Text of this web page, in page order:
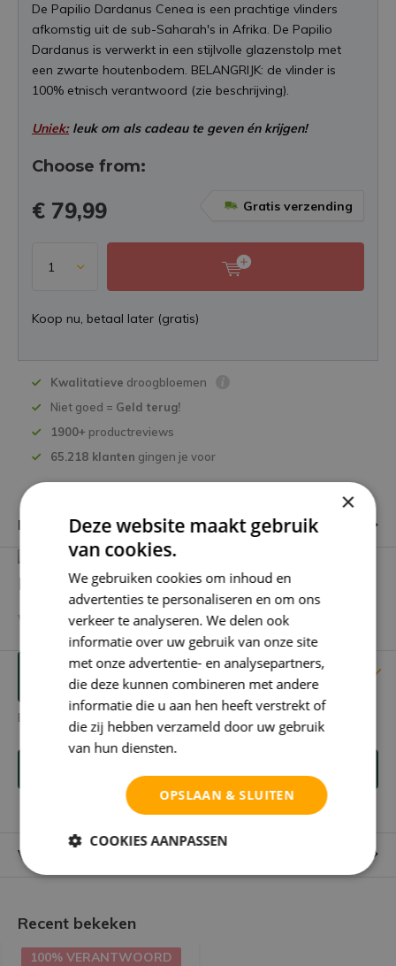
De Papilio Dardanus Cenea is een prachtige vlinders
afkomstig uit de sub-Saharah's in Afrika. De Papilio
Dardanus is verwerkt in een stijlvolle glazenstolp met
een zwarte houtenbodem. BELANGRIJK: de vlinder is
100% etnisch verantwoord (zie beschrijving).
Uniek:leuk om als cadeau te geven én krijgen!
Choose from:
€ 79,99 Gratis verzending
Koop nu, betaal later (gratis)
Kwalitatieve droogbloemen
Niet goed = Geld terug!
1900+ productreviews
65.218 klanten gingen je voor
Productomschrijving
Heb je een vraag over dit product?
We helpen je graag met het vinden van het juiste product.
Verstuur mailtje Reviews
Er zijn nog geen reviews geschreven over dit product.
Verzending & verzorging producten
Recent bekeken
100% VERANTWOORD
×
Deze website maakt gebruik
van cookies.
We gebruiken cookies om inhoud en
advertenties te personaliseren en om ons
verkeer te analyseren. We delen ook
informatie over uw gebruik van onze site
met onze advertentie- en analysepartners,
die deze kunnen combineren met andere
informatie die u aan hen heeft verstrekt of
die zij hebben verzameld door uw gebruik
van hun diensten.
OPSLAAN & SLUITEN
COOKIES AANPASSEN